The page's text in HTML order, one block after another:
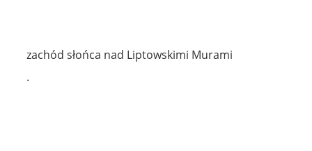
zachód słońca nad Liptowskimi Murami
.